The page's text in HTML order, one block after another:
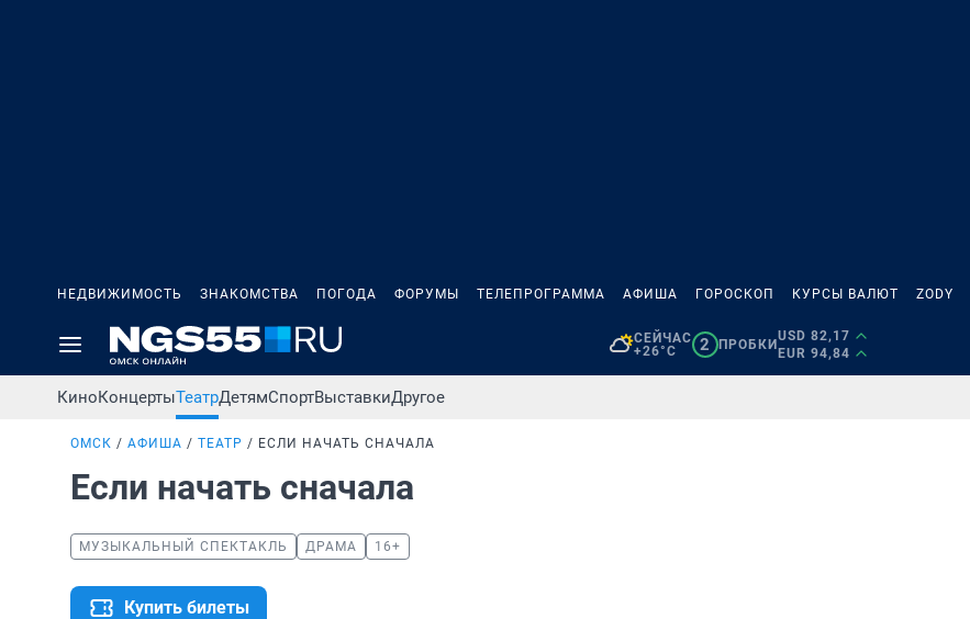
НЕДВИЖИМОСТЬ ЗНАКОМСТВА ПОГОДА ФОРУМЫ ТЕЛЕПРОГРАММА АФИША ГОРОСКОП КУРСЫ ВАЛЮТ ZODY
СЕЙЧАС
+26°C
2 ПРОБКИ
USD 82,17
EUR 94,84
КиноКонцертыТеатрДетямСпортВыставкиДругое
ОМСК АФИША ТЕАТР ЕСЛИ НАЧАТЬ СНАЧАЛА
Если начать сначала
МУЗЫКАЛЬНЫЙ СПЕКТАКЛЬ ДРАМА 16+
Купить билеты